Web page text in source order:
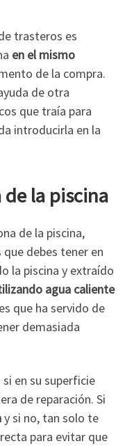
trasteros es
en el mismo
de la compra.
de otra
que traía para
introducirla en la
la piscina
de la piscina,
debes tener en
la piscina y extraído
agua caliente
que ha servido de
demasiada
en su superficie
de reparación. Si
y si no, tan solo te
para evitar que